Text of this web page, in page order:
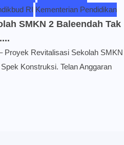
RI Kementerian Pendidikan
SMKN 2 Baleendah Tak
Proyek Revitalisasi Sekolah SMKN
Konstruksi. Telan Anggaran